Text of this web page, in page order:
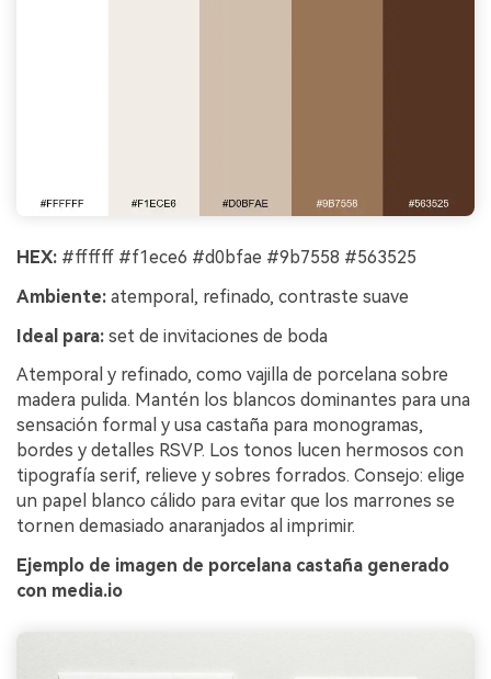
HEX: #ffffff #f1ece6 #d0bfae #9b7558 #563525
Ambiente: atemporal, refinado, contraste suave
Ideal para: set de invitaciones de boda
Atemporal y refinado, como vajilla de porcelana sobre
madera pulida. Mantén los blancos dominantes para una
sensación formal y usa castaña para monogramas,
bordes y detalles RSVP. Los tonos lucen hermosos con
tipografía serif, relieve y sobres forrados. Consejo: elige
un papel blanco cálido para evitar que los marrones se
tornen demasiado anaranjados al imprimir.
Ejemplo de imagen de porcelana castaña generado
con media.io